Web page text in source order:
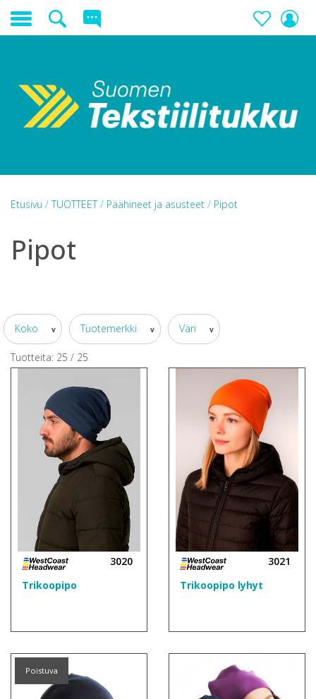
Etusivu /TUOTTEET/ Päähineet ja asusteet / Pipot
Pipot
Koko v Tuotemerkki v Väri v
Tuotteita: 25 / 25
3020
Trikoopipo
3021
Trikoopipo lyhyt
Poistuva